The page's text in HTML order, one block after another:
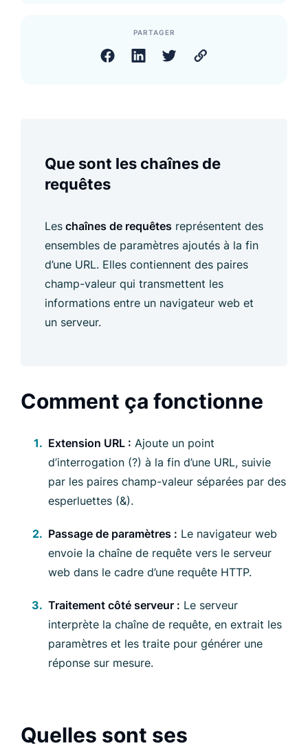
PARTAGER
Que sont les chaînes de
requêtes
Les chaînes de requêtes représentent des
ensembles de paramètres ajoutés à la fin
d’une URL. Elles contiennent des paires
champ-valeur qui transmettent les
informations entre un navigateur web et
un serveur.
Comment ça fonctionne
Extension URL : Ajoute un point
d’interrogation (?) à la fin d’une URL, suivie
par les paires champ-valeur séparées par des
esperluettes (&).
Passage de paramètres : Le navigateur web
envoie la chaîne de requête vers le serveur
web dans le cadre d’une requête HTTP.
Traitement côté serveur : Le serveur
interprète la chaîne de requête, en extrait les
paramètres et les traite pour générer une
réponse sur mesure.
Quelles sont ses